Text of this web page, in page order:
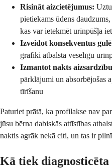
Risināt aizcietējumus:
pietiekams ūdens
kas var ietekmēt urīnpūšļa
Izveidot konsekventus
grafiki atbalsta veselīgu
Izmantot nakts
pārklājumi un absorbējošas
tīrīšanu
Paturiet prātā, ka profilakse nav
jūsu bērna dabiskās attīstības
naktis agrāk nekā citi, un tas ir
Kā tiek diagnosticēta